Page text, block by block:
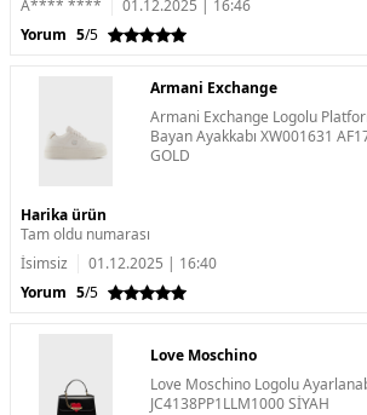
A**** ****
01.12.2025 | 16:46
Yorum 5/5
Armani Exchange
Armani Exchange Logolu
Bayan Ayakkabı XW001631
GOLD
Harika ürün
Tam oldu numarası
İsimsiz
01.12.2025 | 16:40
Yorum 5/5
Love Moschino
Love Moschino Logolu
JC4138PP1LLM1000 SİYAH